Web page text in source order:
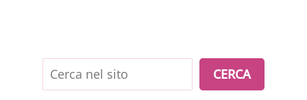
Cerca CERCA